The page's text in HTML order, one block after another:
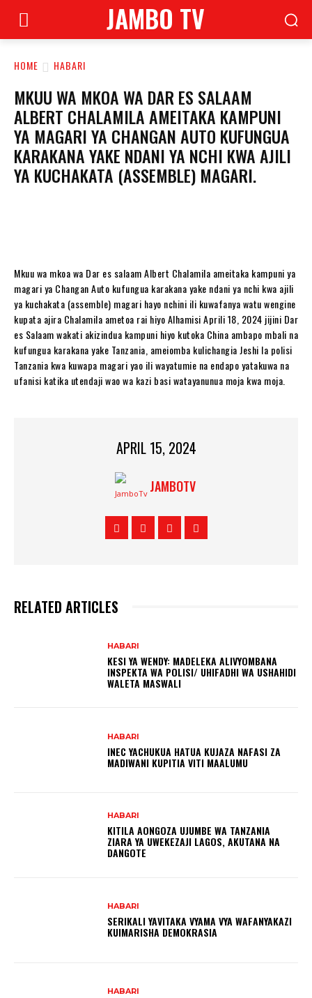
JAMBO TV
HOME HABARI
MKUU WA MKOA WA DAR ES SALAAM
ALBERT CHALAMILA AMEITAKA KAMPUNI
YA MAGARI YA CHANGAN AUTO KUFUNGUA
KARAKANA YAKE NDANI YA NCHI KWA AJILI
YA KUCHAKATA (ASSEMBLE) MAGARI.
Mkuu wa mkoa wa Dar es salaam Albert Chalamila ameitaka kampuni ya
magari ya Changan Auto kufungua karakana yake ndani ya nchi kwa ajili
ya kuchakata (assemble) magari hayo nchini ili kuwafanya watu wengine
kupata ajira Chalamila ametoa rai hiyo Alhamisi Aprili 18, 2024 jijini Dar
es Salaam wakati akizindua kampuni hiyo kutoka China ambapo mbali na
kufungua karakana yake Tanzania, ameiomba kulichangia Jeshi la polisi
Tanzania kwa kuwapa magari yao ili wayatumie na endapo yatakuwa na
ufanisi katika utendaji wao wa kazi basi watayanunua moja kwa moja.
APRIL 15, 2024
JAMBOTV
RELATED ARTICLES
HABARI
KESI YA WENDY: MADELEKA ALIVYOMBANA
INSPEKTA WA POLISI/ UHIFADHI WA USHAHIDI
WALETA MASWALI
HABARI
INEC YACHUKUA HATUA KUJAZA NAFASI ZA
MADIWANI KUPITIA VITI MAALUMU
HABARI
KITILA AONGOZA UJUMBE WA TANZANIA
ZIARA YA UWEKEZAJI LAGOS, AKUTANA NA
DANGOTE
HABARI
SERIKALI YAVITAKA VYAMA VYA WAFANYAKAZI
KUIMARISHA DEMOKRASIA
HABARI